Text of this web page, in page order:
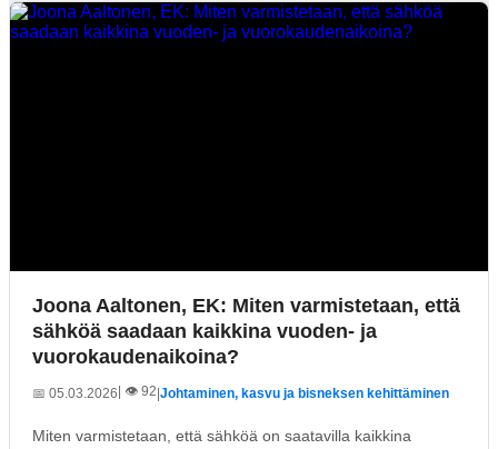
Joona Aaltonen, EK: Miten varmistetaan, että
sähköä saadaan kaikkina vuoden- ja
vuorokaudenaikoina?
📅 05.03.2026 | 👁️ 92|Johtaminen, kasvu ja bisneksen kehittäminen
Miten varmistetaan, että sähköä on saatavilla kaikkina